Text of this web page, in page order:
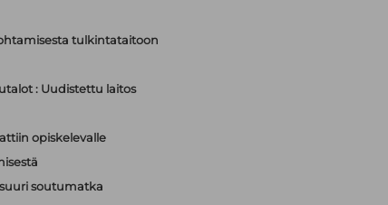
tulkintataitoon
: Uudistettu laitos
opiskelevalle
soutumatka